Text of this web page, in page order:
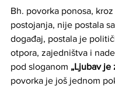
Bh. povorka ponosa,
postojanja, nije postala
događaj, postala je
otpora, zajedništva i
pod sloganom „Ljubav je
povorka je još jednom